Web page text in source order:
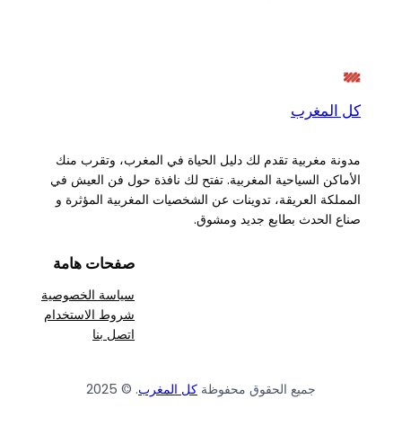
كل المغرب
مدونة مغربية تقدم لك دليل الحياة في المغرب، وتقرب منك
الأماكن السياحية المغربية. تفتح لك نافذة حول فن العيش في
المملكة العريقة، تدوينات عن الشخصيات المغربية المؤثرة و
صناع الحدث بطابع جديد ومشوق.
صفحات هامة
سياسة الخصوصية
شروط الاستخدام
اتصل بنا
جميع الحقوق محفوظة كل المغرب. © 2025